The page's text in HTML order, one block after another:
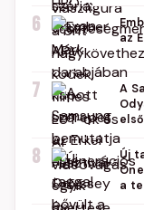
6
az
7
A
8
Új
a